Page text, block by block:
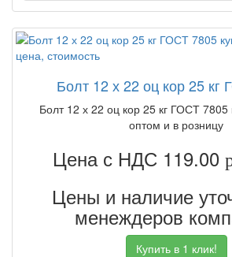
Болт 12 х 22 оц кор 25 кг
Болт 12 х 22 оц кор 25 кг ГОСТ 7805
оптом и в розницу
Цена с НДС 119.00
Цены и наличие
менеждеров
Купить в 1 клик!